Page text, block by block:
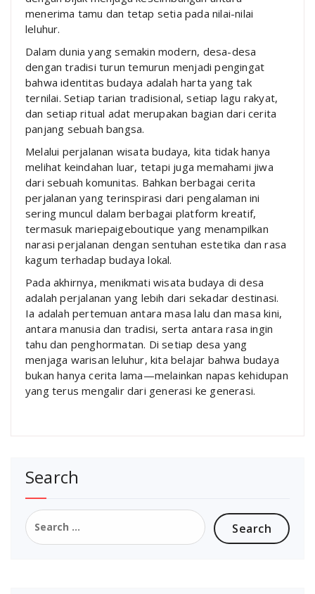
menerima tamu dan tetap setia pada nilai-nilai
leluhur.
Dalam dunia yang semakin modern, desa-desa
dengan tradisi turun temurun menjadi pengingat
bahwa identitas budaya adalah harta yang tak
ternilai. Setiap tarian tradisional, setiap lagu rakyat,
dan setiap ritual adat merupakan bagian dari cerita
panjang sebuah bangsa.
Melalui perjalanan wisata budaya, kita tidak hanya
melihat keindahan luar, tetapi juga memahami jiwa
dari sebuah komunitas. Bahkan berbagai cerita
perjalanan yang terinspirasi dari pengalaman ini
sering muncul dalam berbagai platform kreatif,
termasuk mariepaigeboutique yang menampilkan
narasi perjalanan dengan sentuhan estetika dan rasa
kagum terhadap budaya lokal.
Pada akhirnya, menikmati wisata budaya di desa
adalah perjalanan yang lebih dari sekadar destinasi.
Ia adalah pertemuan antara masa lalu dan masa kini,
antara manusia dan tradisi, serta antara rasa ingin
tahu dan penghormatan. Di setiap desa yang
menjaga warisan leluhur, kita belajar bahwa budaya
bukan hanya cerita lama—melainkan napas kehidupan
yang terus mengalir dari generasi ke generasi.
Search
Search
for: